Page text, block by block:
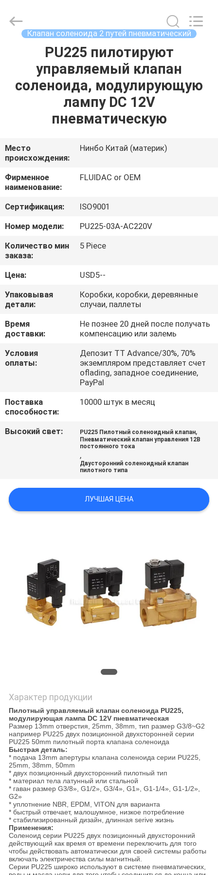
ПРОДУКТЫ
РОЛИКИ
О
НАС
ПУТЕШЕСТВИЕ
ФАБРИКИ
ПРОВЕРКА
КАЧЕСТВА
СВЯЖИТЕСЬ
МЫ
СПРОСИТЕ
ЦИТАТУ
SHOW
КАРТА
POLICY
FLUID
AUTOMATIC
CONTROL
Клапан соленоида 2 путей пневматический
PU225 пилотируют
управляемый клапан
соленоида, модулирующую
лампу DC 12V
пневматическую
Место
происхождения:
Нинбо Китай (материк)
Фирменное
наименование:
FLUIDAC or OEM
Сертификация:
ISO9001
Номер модели:
PU225-03A-AC220V
Количество мин
заказа:
5 Piece
Цена:
USD5--
Упаковывая
детали:
Коробки, коробки, деревянные
случаи, паллеты
Время
доставки:
Не познее 20 дней после получать
компенсацию или залемь
Условия
оплаты:
Депозит TT Advance/30%, 70%
экземпляром представляет счет
oflading, западное соединение,
PayPal
Поставка
способности:
10000 штук в месяц
Высокий свет: PU225 Пилотный соленоидный клапан,
Пневматический клапан управления 12В
постоянного тока
,
Двусторонний соленоидный клапан
пилотного типа
ЛУЧШАЯ ЦЕНА
Характер продукции
Пилотный управляемый клапан соленоида PU225,
модулирующая лампа DC 12V пневматическая
Размер 13mm отверстия, 25mm, 38mm, тип размер G3/8~G2
например PU225 двух позиционной двухсторонней серии
PU225 50mm пилотный порта клапана соленоида
Быстрая деталь:
* подача 13mm апертуры клапана соленоида серии PU225,
25mm, 38mm, 50mm
* двух позиционный двухсторонний пилотный тип
* материал тела латунный или стальной
* гаван размер G3/8», G1/2», G3/4», G1», G1-1/4», G1-1/2»,
G2»
* уплотнение NBR, EPDM, VITON для варианта
* быстрый отвечает, малошумное, низкое потребление
* стабилизированный дизайн, длинная serive жизнь
Применения:
Соленоид серии PU225 двух позиционный двухсторонний
действующий как время от времени переключить для того
чтобы действовать автоматически для своей системы работы
включать электричества силы магнитный.
Серии PU225 широко используют в системе пневматических,